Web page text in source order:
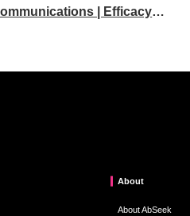
Journal of the American
| Efficacy
About
About AbSeek